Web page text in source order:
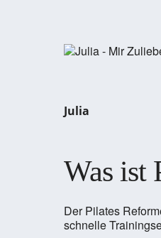
Julia
Was ist
Der Pilates
schnelle